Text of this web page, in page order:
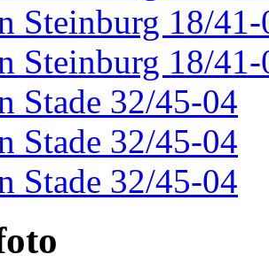
Steinburg 18/41-
Steinburg 18/41-
Stade 32/45-04
Stade 32/45-04
Stade 32/45-04